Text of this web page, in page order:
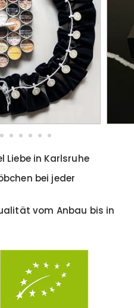
in Karlsruhe
bei jeder
vom Anbau bis in